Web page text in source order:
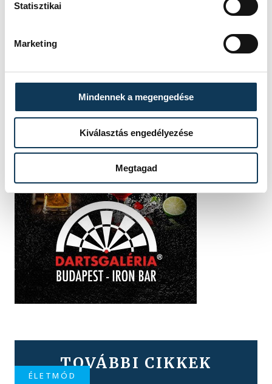
Statisztikai
Marketing
Mindennek a megengedése
Kiválasztás engedélyezése
Megtagad
TOVÁBBI CIKKEK
ÉLETMÓD